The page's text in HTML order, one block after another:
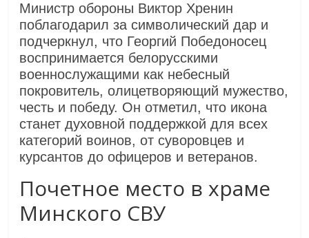
Министр обороны Виктор Хренин
поблагодарил за символический дар и
подчеркнул, что Георгий Победоносец
воспринимается белорусскими
военнослужащими как небесный
покровитель, олицетворяющий мужество,
честь и победу. Он отметил, что икона
станет духовной поддержкой для всех
категорий воинов, от суворовцев и
курсантов до офицеров и ветеранов.
Почетное место в храме
Минского СВУ